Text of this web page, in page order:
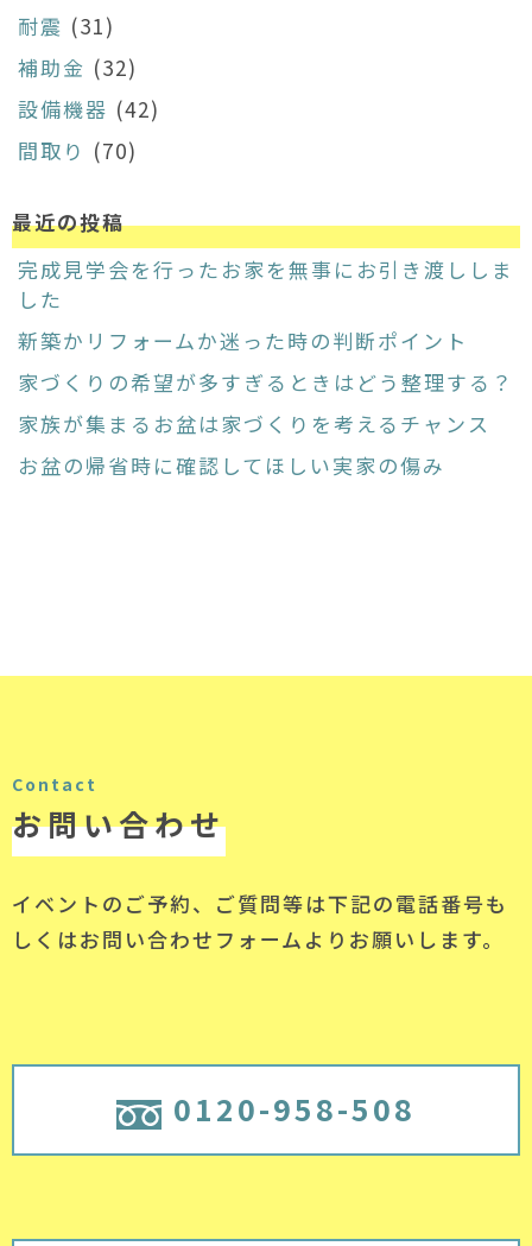
耐震 (31)
補助金 (32)
設備機器 (42)
間取り (70)
最近の投稿
完成見学会を行ったお家を無事にお引き渡ししま
した
新築かリフォームか迷った時の判断ポイント
家づくりの希望が多すぎるときはどう整理する？
家族が集まるお盆は家づくりを考えるチャンス
お盆の帰省時に確認してほしい実家の傷み
Contact
お問い合わせ
イベントのご予約、ご質問等は下記の電話番号も
しくはお問い合わせフォームよりお願いします。
0120-958-508